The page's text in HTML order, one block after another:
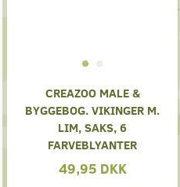
CREAZOO MALE &
BYGGEBOG. VIKINGER M.
LIM, SAKS, 6
FARVEBLYANTER
49,95 DKK